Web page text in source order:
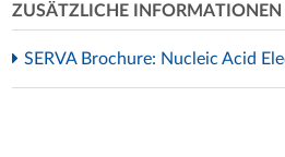
ZUSÄTZLICHE INFORMATIONEN
SERVA Brochure: Nucleic Acid